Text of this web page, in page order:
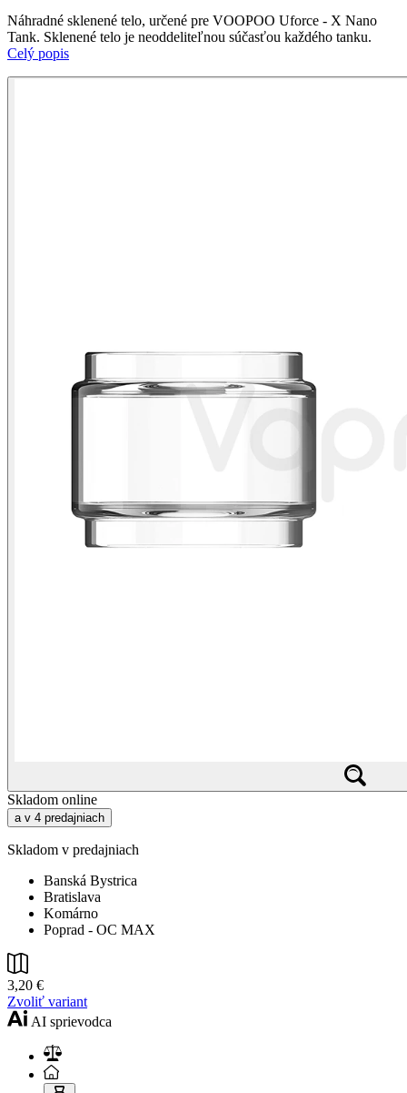
Náhradné sklenené telo, určené pre VOOPOO Uforce - X Nano
Tank. Sklenené telo je neoddeliteľnou súčasťou každého tanku.
Celý popis
Skladom online
a v 4 predajniach
Skladom v predajniach
Banská Bystrica
Bratislava
Komárno
Poprad - OC MAX
3,20 €
Zvoliť variant
AI sprievodca